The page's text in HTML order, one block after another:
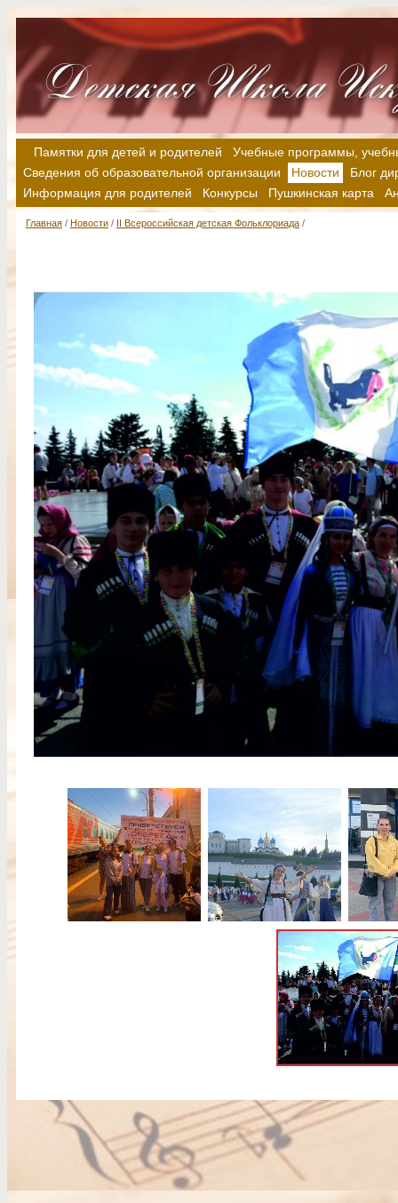
Памятки для детей и родителей
Учебные программы,
Сведения об образовательной организации
Новости
Блог
Информация для родителей
Конкурсы Пушкинская карта
Главная/ Новости/ II Всероссийская детская Фольклориада/